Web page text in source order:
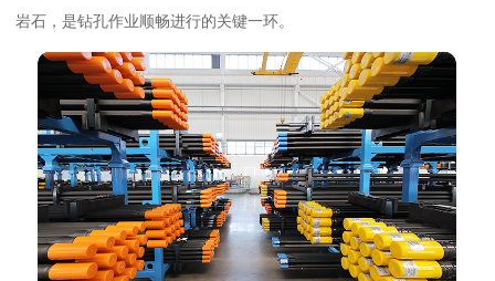
岩石，是钻孔作业顺畅进行的关键一环。